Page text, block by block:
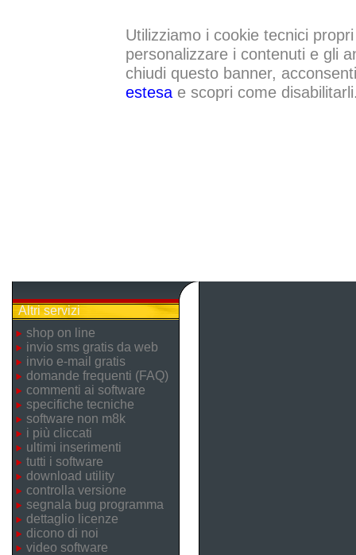
Utilizziamo i cookie tecnici
personalizzare i contenuti e gli
chiudi questo banner,
estesae scopri come
Altri servizi
shop on line
invio sms gratis da web
invio e-mail gratis
domande frequenti (FAQ)
commenti ai software
specifiche tecniche
software non m8k
i più cliccati
ultimi inserimenti
tutti i software
download utility
controlla versione
segnala bug programma
dettaglio licenze
dicono di noi
video software